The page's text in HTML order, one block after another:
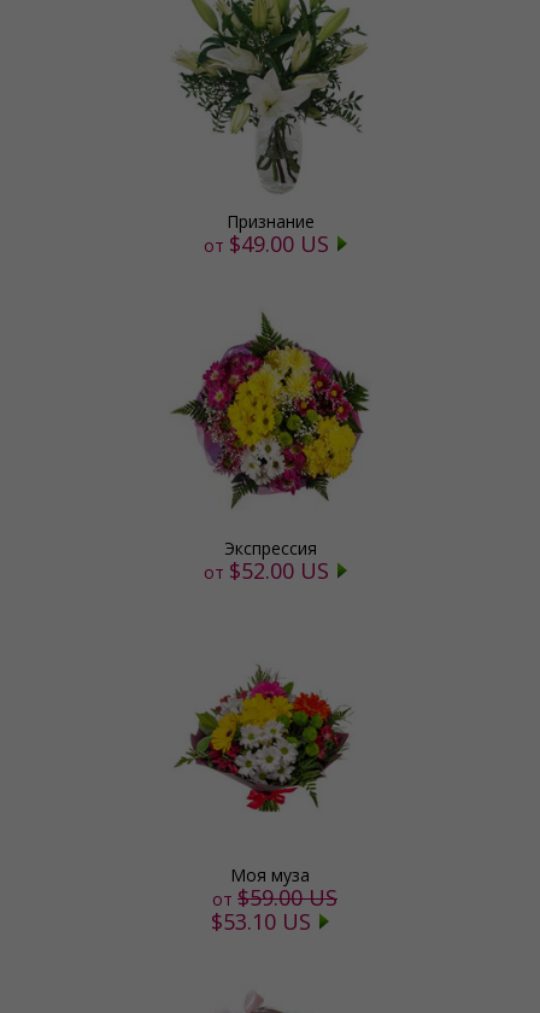
Признание
от $49.00 US
Экспрессия
от $52.00 US
Моя муза
от $59.00 US
$53.10 US